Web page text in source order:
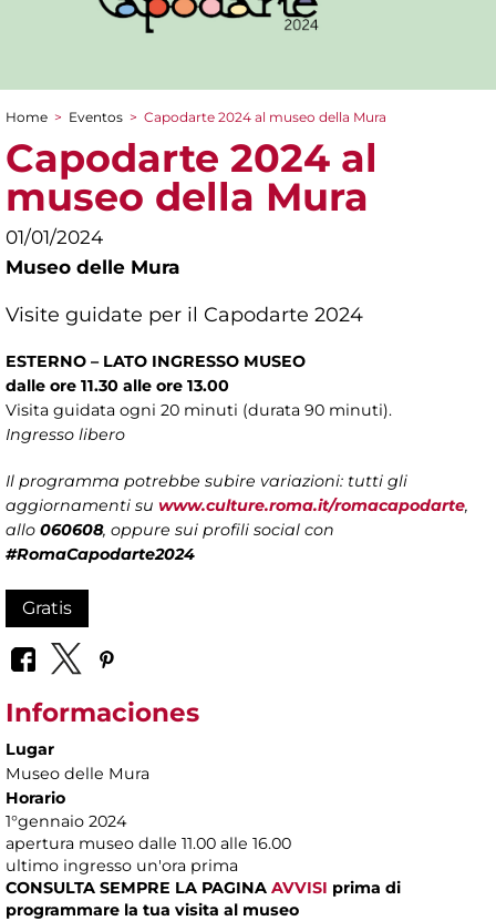
You are here
Home > Eventos > Capodarte 2024 al museo della Mura
Capodarte 2024 al
museo della Mura
01/01/2024
Museo delle Mura
Visite guidate per il Capodarte 2024
ESTERNO – LATO INGRESSO MUSEO
dalle ore 11.30 alle ore 13.00
Visita guidata ogni 20 minuti (durata 90 minuti).
Ingresso libero
Il programma potrebbe subire variazioni: tutti gli
aggiornamenti su www.culture.roma.it/romacapodarte,
allo 060608, oppure sui profili social con
#RomaCapodarte2024
Gratis
Informaciones
Lugar
Museo delle Mura
Horario
1°gennaio 2024
apertura museo dalle 11.00 alle 16.00
ultimo ingresso un'ora prima
CONSULTA SEMPRE LA PAGINA AVVISI prima di
programmare la tua visita al museo